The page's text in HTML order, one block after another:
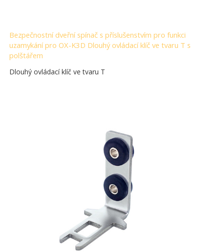
Bezpečnostní dveřní spínač s příslušenstvím pro funkci
uzamykání pro OX-K3D Dlouhý ovládací klíč ve tvaru T s
polštářem
Dlouhý ovládací klíč ve tvaru T